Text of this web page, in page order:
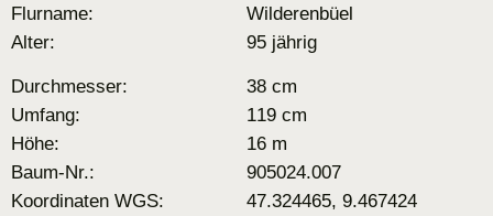
Flurname:
Wilderenbüel
Alter:
95 jährig
Durchmesser:
38 cm
Umfang:
119 cm
Höhe:
16 m
Baum-Nr.:
905024.007
Koordinaten WGS:
47.324465, 9.467424